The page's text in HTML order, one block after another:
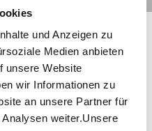
und Anzeigen zu
Medien anbieten
unsere Website
wir Informationen zu
an unsere Partner für
weiter.Unsere